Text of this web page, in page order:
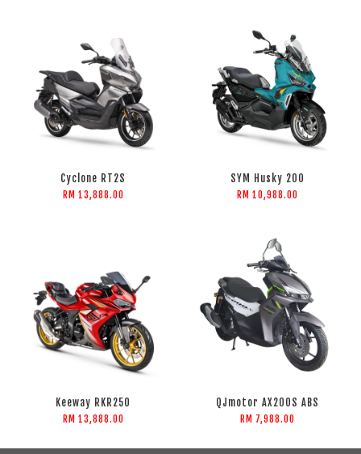
Cyclone RT2S
RM 13,888.00
SYM Husky 200
RM 10,988.00
Keeway RKR250
RM 13,888.00
QJmotor AX200S ABS
RM 7,988.00